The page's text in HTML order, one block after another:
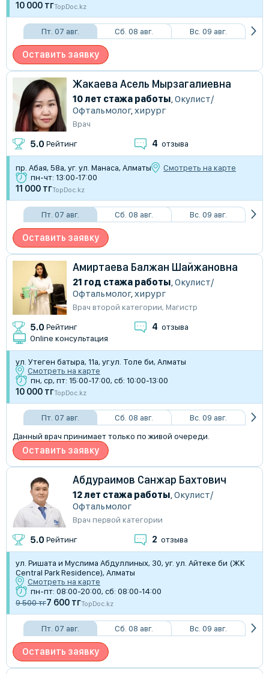
10 000 тгTopDoc.kz
Пт. 07 авг. Сб. 08 авг. Вс. 09 авг.
Оставить заявку
Жакаева Асель Мырзагалиевна
10 лет стажа работы,Окулист/
Офтальмолог,хирург
Врач
5.0 Рейтинг 4 отзыва
пр. Абая, 58а, уг. ул. Манаса, Алматы
Смотреть на карте
пн-чт: 13:00-17:00
11 000 тгTopDoc.kz
Пт. 07 авг. Сб. 08 авг. Вс. 09 авг.
Оставить заявку
Амиртаева Балжан Шайжановна
21 год стажа работы,Окулист/
Офтальмолог,хирург
Врач второй категории, Магистр
5.0 Рейтинг 4 отзыва
Online консультация
ул. Утеген батыра, 11а, уг.ул. Толе би, Алматы
Смотреть на карте
пн, ср, пт: 15:00-17:00, сб: 10:00-13:00
10 000 тгTopDoc.kz
Пт. 07 авг. Сб. 08 авг.
Вс. 09 авг.
Данный врач принимает только по живой очереди.
Оставить заявку
Абдураимов Санжар Бахтович
12 лет стажа работы,Окулист/
Офтальмолог
Врач первой категории
5.0 Рейтинг 2 отзыва
​ул. Ришата и Муслима Абдуллиных, 30, уг. ул. Айтеке би (​ЖК
Central Park Residence), Алматы
Смотреть на карте
пн-пт: 08:00-20:00, сб: 08:00-14:00
9 500 тг7 600 тгTopDoc.kz
Пт. 07 авг. Сб. 08 авг. Вс. 09 авг.
Оставить заявку